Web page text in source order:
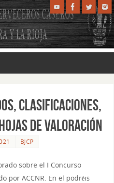
clasificaciones,
de valoración
BJCP
sobre el I Concurso
por ACCNR. En el podréis